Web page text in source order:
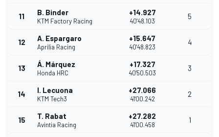
11 B. Binder
KTM Factory Racing
+14.927
40'48.103
5
12 A. Espargaro
Aprilia Racing
+15.647
40'48.823
4
13 Á. Márquez
Honda HRC
+17.327
40'50.503
3
14 I. Lecuona
KTM Tech3
+27.066
41'00.242
2
15 T. Rabat
Avintia Racing
+27.282
41'00.458
1